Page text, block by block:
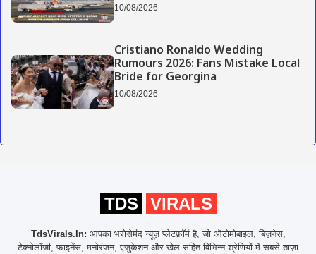
10/08/2026
Cristiano Ronaldo Wedding
Rumours 2026: Fans Mistake Local
Bride for Georgina
10/08/2026
TDS VIRALS
TdsVirals.In: आपका भरोसेमंद न्यूज़ प्लेटफ़ॉर्म है, जो ऑटोमोबाइल, बिज़नेस,
टेक्नोलॉजी, फाइनेंस, मनोरंजन, एजुकेशन और खेल सहित विभिन्न श्रेणियों में सबसे ताज़ा